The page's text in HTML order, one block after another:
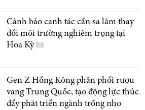
Cảnh báo canh tác cần sa làm thay
đổi môi trường nghiêm trọng tại
Hoa Kỳ
Gen Z Hồng Kông phân phối rượu
vang Trung Quốc, tạo động lực thúc
đẩy phát triển ngành trồng nho